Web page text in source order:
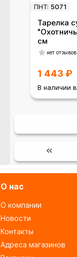
ПНТ: 5071
Тарелка
см
нет отзывов
1 443 ₽
В наличии в
О нас
О компании
Новости
Контакты
Адреса магазинов